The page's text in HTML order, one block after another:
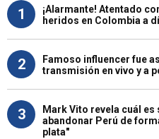
1
¡Alarmante! Atentado
heridos en Colombia a
2
Famoso influencer fue
transmisión en vivo y a
3
Mark Vito revela cuál
abandonar Perú de
plata"